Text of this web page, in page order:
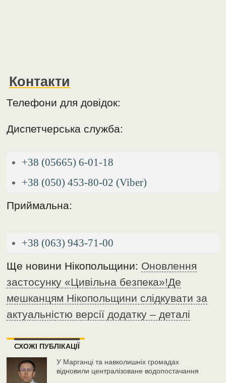
Контакти
Телефони для довідок:
Диспетчерська служба:
+38 (05665) 6-01-18
+38 (050) 453-80-02 (Viber)
Приймальна:
+38 (063) 943-71-00
Ще новини Нікопольщини: Оновлення
застосунку «Цивільна безпека»!Де
мешканцям Нікопольщини слідкувати за
актуальністю версії додатку – деталі
СХОЖІ ПУБЛІКАЦІЇ
У Марганці та навколишніх громадах
відновили централізоване водопостачання